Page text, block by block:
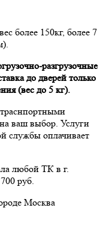
более 150кг, более 7
разгрузочные
до дверей только
(вес до 5 кг).
ваш выбор. Услуги
службы оплачивает
любой ТК в г.
руб.
Москва